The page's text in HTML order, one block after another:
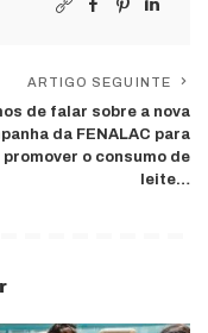
ARTIGO SEGUINTE
de falar sobre a nova
da FENALAC para
promover o consumo de
leite…